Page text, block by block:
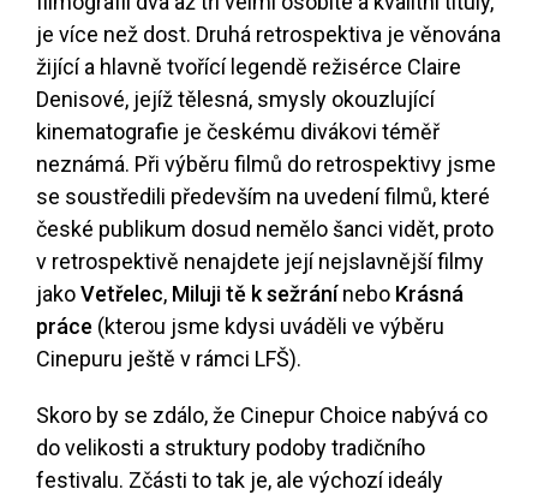
je více než dost. Druhá retrospektiva je věnována
žijící a hlavně tvořící legendě režisérce Claire
Denisové, jejíž tělesná, smysly okouzlující
kinematografie je českému divákovi téměř
neznámá. Při výběru filmů do retrospektivy jsme
se soustředili především na uvedení filmů, které
české publikum dosud nemělo šanci vidět, proto
v retrospektivě nenajdete její nejslavnější filmy
jakoVetřelec, Miluji tě k sežránínebo Krásná
práce (kterou jsme kdysi uváděli ve výběru
Cinepuru ještě v rámci LFŠ).
Skoro by se zdálo, že Cinepur Choice nabývá co
do velikosti a struktury podoby tradičního
festivalu. Zčásti to tak je, ale výchozí ideály